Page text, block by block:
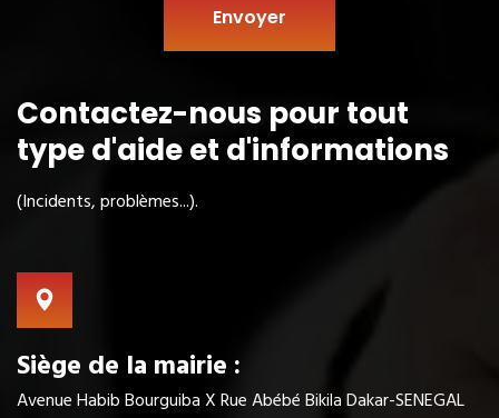
Envoyer
Contactez-nous pour tout
typed'aide et d'informations
(Incidents, problèmes...).
Siège de la mairie :
Avenue Habib Bourguiba X Rue Abébé Bikila Dakar-SENEGAL